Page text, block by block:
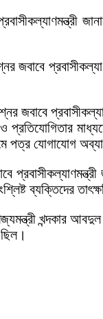
প্রতিযোগিতার
পত্র যোগাযোগ
ব্যক্তিদের
খন্দকার